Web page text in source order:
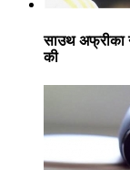
साउथ अफ्रीका
की